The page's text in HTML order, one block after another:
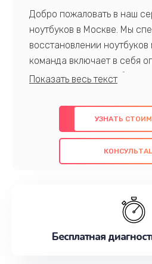
Добро пожаловать в наш
ноутбуков в Москве. Мы
восстановлении
команда включает в себя
профессионалов с
предлагаем быстрый и
использованием
также гарантируем
проведенных работ. Наша
наилучшим образом. Не
УЗНАТЬ
Бесплатная